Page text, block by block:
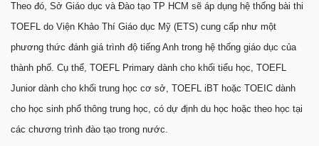
Theo đó, Sở Giáo dục và Đào tạo TP HCM sẽ áp dụng hệ thống bài thi
TOEFL do Viện Khảo Thí Giáo dục Mỹ (ETS) cung cấp như một
phương thức đánh giá trình độ tiếng Anh trong hệ thống giáo dục của
thành phố. Cụ thể, TOEFL Primary dành cho khối tiểu học, TOEFL
Junior dành cho khối trung học cơ sở, TOEFL iBT hoặc TOEIC dành
cho học sinh phổ thông trung học, có dự định du học hoặc theo học tại
các chương trình đào tạo trong nước.